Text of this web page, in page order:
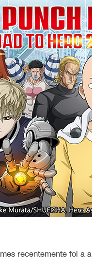
recentemente foi a